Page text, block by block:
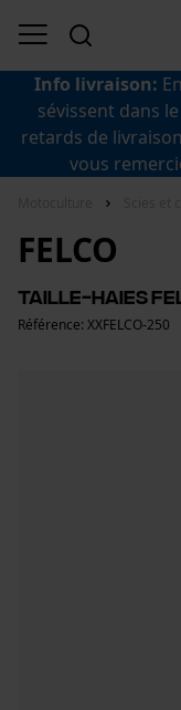
Info livraison:
sévissent dans
retards de
vous
FELCO
Taille-haies
Référence: XXFELCO-250